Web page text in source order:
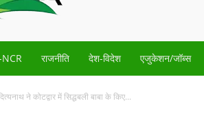
NCR राजनीति देश-विदेश एजुकेशन/जॉब्स
ने कोटद्वार में सिद्धबली बाबा के किए...